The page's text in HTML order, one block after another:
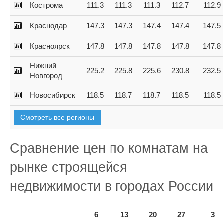
Кострома 111.3 111.3 111.3 112.7 112.9
Краснодар 147.3 147.3 147.4 147.4 147.5
Красноярск 147.8 147.8 147.8 147.8 147.8
Нижний
Новгород
225.2 225.8 225.6 230.8 232.5
Новосибирск 118.5 118.7 118.7 118.5 118.5
Смотреть все регионы
Сравнение цен по комнатам на
рынке строящейся
недвижимости в городах России
6 13 20 27 3